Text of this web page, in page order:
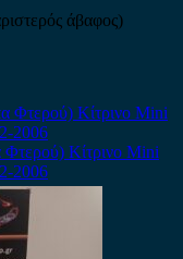
άβαφος)
Κίτρινο Mini
2006